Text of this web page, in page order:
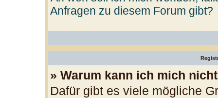
Anfragen zu diesem Forum gibt?
» Warum kann ich mich
Dafür gibt es viele mögliche